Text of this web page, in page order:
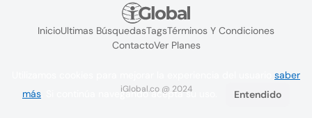
InicioUltimas BúsquedasTagsTérminos Y Condiciones
ContactoVer Planes
iGlobal.co @ 2024
saber
más . Si continúa navegando acepta su uso. Entendido